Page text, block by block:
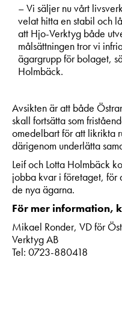
– Vi säljer nu vårt
velat hitta en stabil och
att Hjo-Verktyg både
målsättningen tror vi
ägargrupp för bolaget,
Holmbäck.
Avsikten är att både
skall fortsätta som
omedelbart för att likrikta
därigenom underlätta
Leif och Lotta Holmbäck
jobba kvar i företaget, för
de nya ägarna.
För mer information,
Mikael Ronder, VD för
Verktyg AB
Tel: 0723-880418